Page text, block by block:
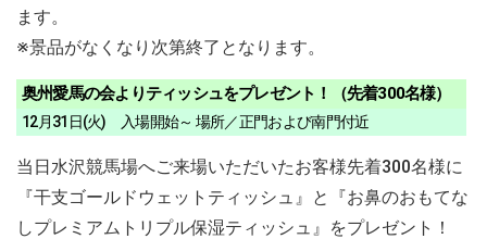
ます。
※景品がなくなり次第終了となります。
奥州愛馬の会よりティッシュをプレゼント！（先着300名様）
12月31日(火) 入場開始～ 場所／正門および南門付近
当日水沢競馬場へご来場いただいたお客様先着300名様に
『干支ゴールドウェットティッシュ』と『お鼻のおもてな
しプレミアムトリプル保湿ティッシュ』をプレゼント！